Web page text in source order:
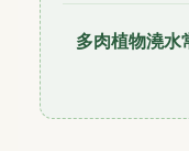
多肉植物澆水